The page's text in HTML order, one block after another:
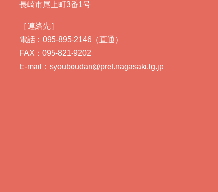
長崎市尾上町3番1号
［連絡先］
電話：095-895-2146（直通）
FAX：095-821-9202
E-mail：syouboudan@pref.nagasaki.lg.jp